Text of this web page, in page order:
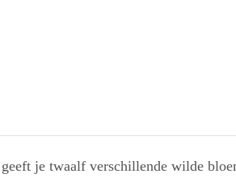
je twaalf verschillende wilde